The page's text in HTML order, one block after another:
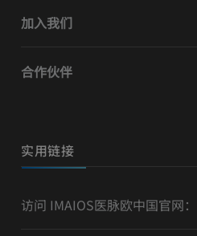
加入我们
合作伙伴
实用链接
访问 IMAIOS医脉欧中国官网：